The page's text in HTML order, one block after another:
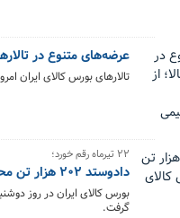
عرضه‌های متنوع در
تالارهای بورس کالای ایران امروز سه‌شنبه ۲۳ تیر ماه، میزبان عرضه ۶۱۸
۲۲ تیرماه رقم خورد؛
دادوستد ۲۰۲ هزار تن محصول در بورس کالای ایران
گرفت.